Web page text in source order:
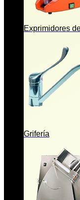
Exprimidores
Grifería